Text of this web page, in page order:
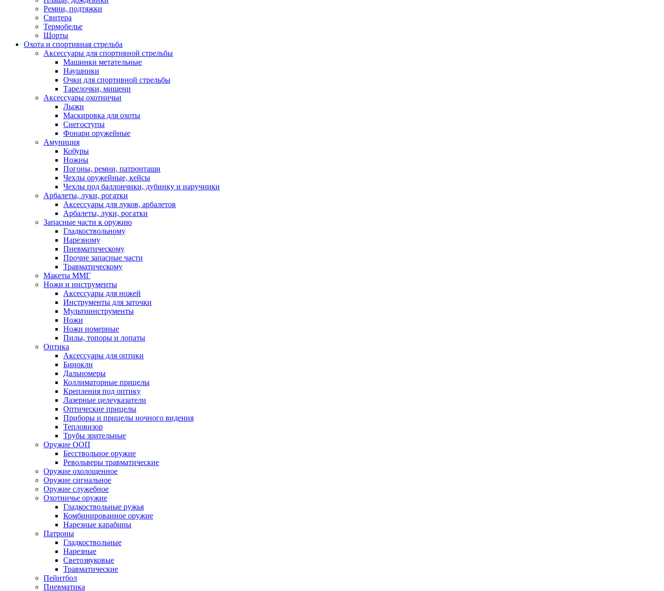
Ремни, подтяжки
Свитера
Термобелье
Шорты
Охота и спортивная стрельба
Аксессуары для спортивной стрельбы
Машинки метательные
Наушники
Очки для спортивной стрельбы
Тарелочки, мишени
Аксессуары охотничьи
Лыжи
Маскировка для охоты
Снегоступы
Фонари оружейные
Амуниция
Кобуры
Ножны
Погоны, ремни, патронташи
Чехлы оружейные, кейсы
Чехлы под баллончики, дубинку и наручники
Арбалеты, луки, рогатки
Аксессуары для луков, арбалетов
Арбалеты, луки, рогатки
Запасные части к оружию
Гладкоствольному
Нарезному
Пневматическому
Прочие запасные части
Травматическому
Макеты ММГ
Ножи и инструменты
Аксессуары для ножей
Инструменты для заточки
Мультиинструменты
Ножи
Ножи номерные
Пилы, топоры и лопаты
Оптика
Аксессуары для оптики
Бинокли
Дальномеры
Коллиматорные прицелы
Крепления под оптику
Лазерные целеуказатели
Оптические прицелы
Приборы и прицелы ночного видения
Тепловизор
Трубы зрительные
Оружие ООП
Бесствольное оружие
Револьверы травматические
Оружие охолощенное
Оружие сигнальное
Оружие служебное
Охотничье оружие
Гладкоствольные ружья
Комбинированное оружие
Нарезные карабины
Патроны
Гладкоствольные
Нарезные
Светозвуковые
Травматические
Пейнтбол
Пневматика